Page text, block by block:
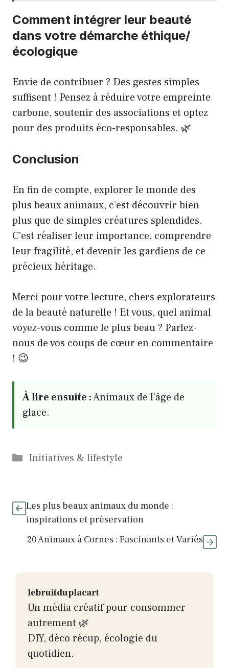
Comment intégrer leur beauté
dans votre démarche éthique/
écologique
Envie de contribuer ? Des gestes simples
suffisent ! Pensez à réduire votre empreinte
carbone, soutenir des associations et optez
pour des produits éco-responsables. 🌿
Conclusion
En fin de compte, explorer le monde des
plus beaux animaux, c’est découvrir bien
plus que de simples créatures splendides.
C’est réaliser leur importance, comprendre
leur fragilité, et devenir les gardiens de ce
précieux héritage.
Merci pour votre lecture, chers explorateurs
de la beauté naturelle ! Et vous, quel animal
voyez-vous comme le plus beau ? Parlez-
nous de vos coups de cœur en commentaire
! 😉
À lire ensuite :Animaux de l’âge de
glace.
Catégories
Initiatives & lifestyle
Les plus beaux animaux du monde :
inspirations et préservation
20 Animaux à Cornes : Fascinants et Variés
lebruitduplacart
Un média créatif pour consommer
autrement 🌿
DIY, déco récup, écologie du
quotidien.